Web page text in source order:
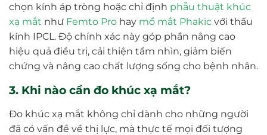
chọn kính áp tròng hoặc chỉ định phẫu thuật khúc
xạ mắt như Femto Pro hay mổ mắt Phakic với thấu
kính IPCL. Độ chính xác này góp phần nâng cao
hiệu quả điều trị, cải thiện tầm nhìn, giảm biến
chứng và nâng cao chất lượng sống cho bệnh nhân.
3. Khi nào cần đo khúc xạ mắt?
Đo khúc xạ mắt không chỉ dành cho những người
đã có vấn đề về thị lực, mà thực tế mọi đối tượng